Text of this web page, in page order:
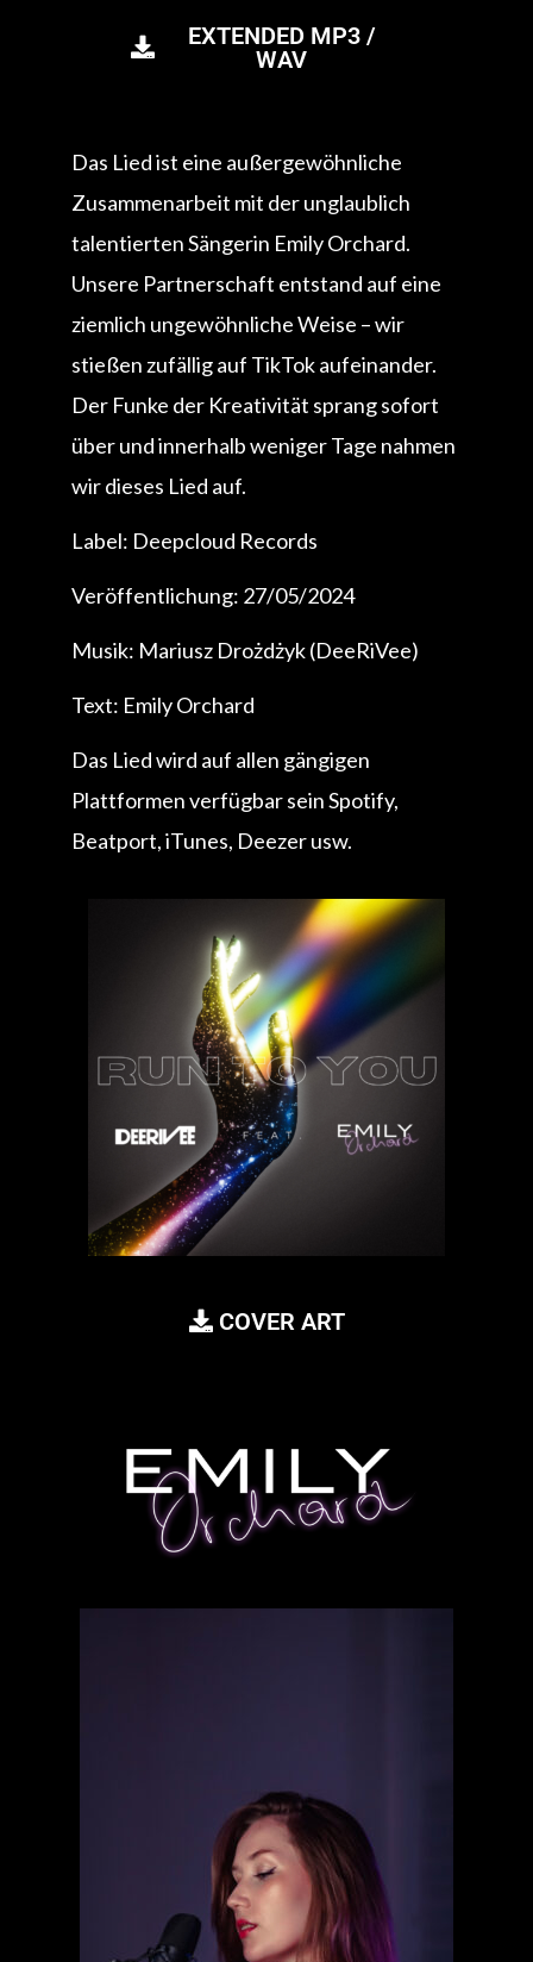
EXTENDED MP3 /
WAV
Das Lied ist eine außergewöhnliche
Zusammenarbeit mit der unglaublich
talentierten Sängerin Emily Orchard.
Unsere Partnerschaft entstand auf eine
ziemlich ungewöhnliche Weise – wir
stießen zufällig auf TikTok aufeinander.
Der Funke der Kreativität sprang sofort
über und innerhalb weniger Tage nahmen
wir dieses Lied auf.
Label: Deepcloud Records
Veröffentlichung: 27/05/2024
Musik: Mariusz Drożdżyk (DeeRiVee)
Text: Emily Orchard
Das Lied wird auf allen gängigen
Plattformen verfügbar sein Spotify,
Beatport, iTunes, Deezer usw.
COVER ART